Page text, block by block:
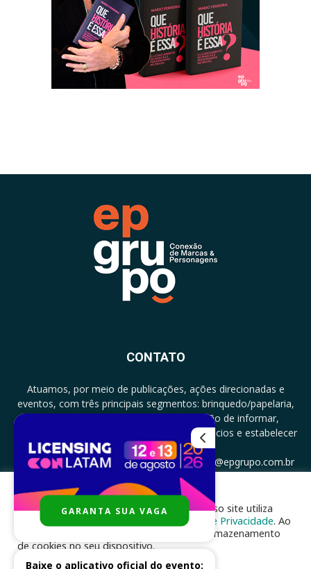
CONTATO
Atuamos, por meio de publicações, ações direcionadas e
eventos, com três principais segmentos: brinquedo/papelaria,
licenciamento e zero a três com a missão de informar,
documentar, proporcionar encontro de negócios e estabelecer
parcerias.
CONTATO: +5511994513097 - atendimento@epgrupo.com.br
SIGA-NOS
Para melhor experiência e navegação, nosso site utiliza
cookies, de acordo com a nossa
Política de Privacidade. Ao
clicar em “aceito”, você concorda com o armazenamento
de cookies no seu dispositivo.
GARANTA SUA VAGA
Baixe o aplicativo oficial do evento: